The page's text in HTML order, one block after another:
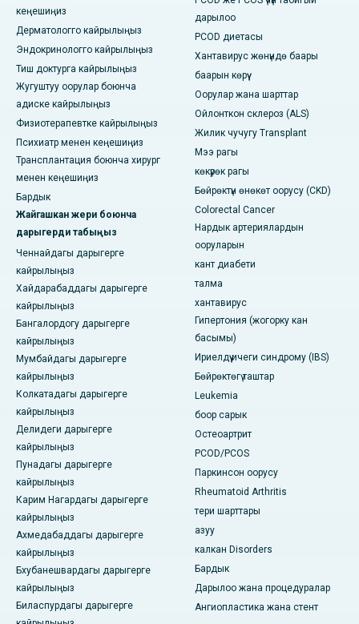
кеңешиңиз
Дерматологго кайрылыңыз
Эндокринологго кайрылыңыз
Тиш доктурга кайрылыңыз
Жугуштуу оорулар боюнча
адиске кайрылыңыз
Физиотерапевтке кайрылыңыз
Психиатр менен кеңешиңиз
Трансплантация боюнча хирург
менен кеңешиңиз
Бардык
Жайгашкан жери боюнча
дарыгерди табыңыз
Ченнайдагы дарыгерге
кайрылыңыз
Хайдарабаддагы дарыгерге
кайрылыңыз
Бангалордогу дарыгерге
кайрылыңыз
Мумбайдагы дарыгерге
кайрылыңыз
Колкатадагы дарыгерге
кайрылыңыз
Делидеги дарыгерге
кайрылыңыз
Пунадагы дарыгерге
кайрылыңыз
Карим Нагардагы дарыгерге
кайрылыңыз
Ахмедабаддагы дарыгерге
кайрылыңыз
Бхубанешвардагы дарыгерге
кайрылыңыз
Биласпурдагы дарыгерге
дарылоо
PCOD диетасы
Хантавирус жөнүндө баары
баарын көрүү
Оорулар жана шарттар
Ойлонткон склероз (ALS)
Жилик чучугу Transplant
Мээ рагы
көкүрөк рагы
Бөйрөктүн өнөкөт оорусу (CKD)
Colorectal Cancer
Нардык артериялардын
ооруларын
кант диабети
талма
хантавирус
Гипертония (жогорку кан
басымы)
Ириелдүү ичеги синдрому (IBS)
Бөйрөктөгү таштар
Leukemia
боор сарык
Остеоартрит
PCOD/PCOS
Паркинсон оорусу
Rheumatoid Arthritis
тери шарттары
азуу
калкан Disorders
Бардык
Дарылоо жана процедуралар
Ангиопластика жана стент